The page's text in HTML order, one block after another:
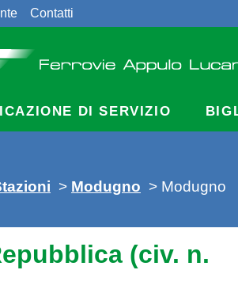
Contatti
DI SERVIZIO
> Modugno > Modugno
(civ. n.